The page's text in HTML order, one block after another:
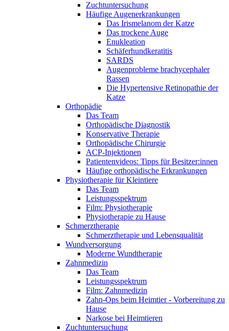
Zuchtuntersuchung
Häufige Augenerkrankungen
Das Irismelanom der Katze
Das trockene Auge
Enukleation
Schäferhundkeratitis
SARDS
Augenprobleme brachycephaler
Rassen
Die Hypertensive Retinopathie der
Katze
Orthopädie
Das Team
Orthopädische Diagnostik
Konservative Therapie
Orthopädische Chirurgie
ACP-Injektionen
Patientenvideos: Tipps für Besitzer:innen
Häufige orthopädische Erkrankungen
Physiotherapie für Kleintiere
Das Team
Leistungsspektrum
Film: Physiotherapie
Physiotherapie zu Hause
Schmerztherapie
Schmerztherapie und Lebensqualität
Wundversorgung
Moderne Wundtherapie
Zahnmedizin
Das Team
Leistungsspektrum
Film: Zahnmedizin
Zahn-Ops beim Heimtier - Vorbereitung zu
Hause
Narkose bei Heimtieren
Zuchtuntersuchung